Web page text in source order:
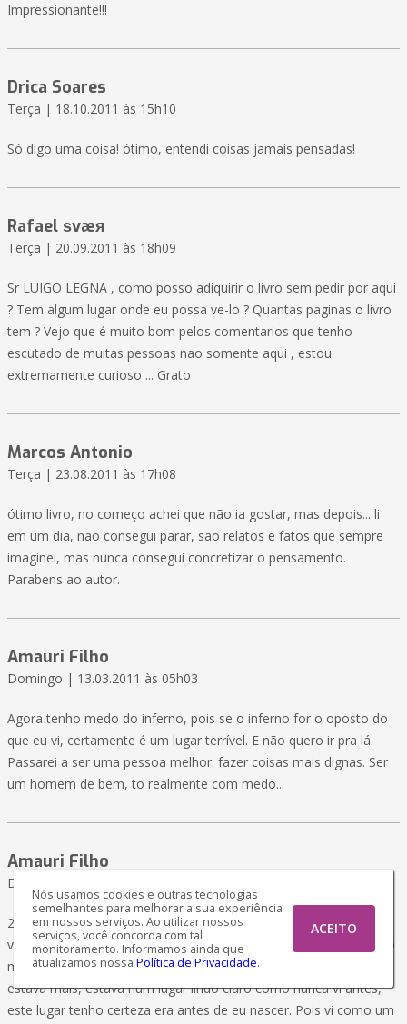
Nós usamos cookies e outras tecnologias
semelhantes para melhorar a sua experiência
em nossos serviços. Ao utilizar nossos
serviços, você concorda com tal
monitoramento. Informamos ainda que
atualizamos nossa Política de Privacidade.
ACEITO
Impressionante!!!
Drica Soares
Terça | 18.10.2011 às 15h10
Só digo uma coisa! ótimo, entendi coisas jamais pensadas!
Rafael ѕvæя
Terça | 20.09.2011 às 18h09
Sr LUIGO LEGNA , como posso adiquirir o livro sem pedir por aqui
? Tem algum lugar onde eu possa ve-lo ? Quantas paginas o livro
tem ? Vejo que é muito bom pelos comentarios que tenho
escutado de muitas pessoas nao somente aqui , estou
extremamente curioso ... Grato
Marcos Antonio
Terça | 23.08.2011 às 17h08
ótimo livro, no começo achei que não ia gostar, mas depois... li
em um dia, não consegui parar, são relatos e fatos que sempre
imaginei, mas nunca consegui concretizar o pensamento.
Parabens ao autor.
Amauri Filho
Domingo | 13.03.2011 às 05h03
Agora tenho medo do inferno, pois se o inferno for o oposto do
que eu vi, certamente é um lugar terrível. E não quero ir pra lá.
Passarei a ser uma pessoa melhor. fazer coisas mais dignas. Ser
um homem de bem, to realmente com medo...
Amauri Filho
Domingo | 13.03.2011 às 05h03
2º parte...>>>Na parte do livro onde fala. lembre, tente lembrar,
volte até sua essência... eu me deixei levar, e realmente senti algo
muito estranho. Eu estava no meu quarto, e de repente não
estava mais, estava num lugar lindo claro como nunca vi antes,
este lugar tenho certeza era antes de eu nascer. Pois vi como um